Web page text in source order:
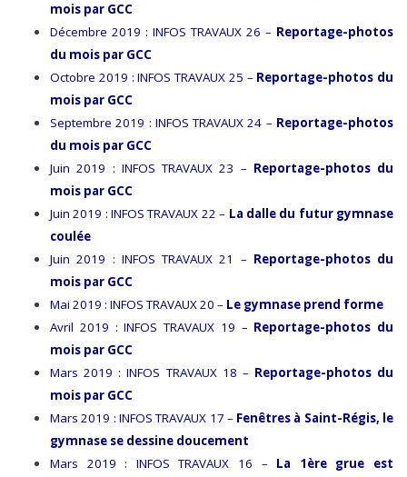
mois par GCC
Décembre 2019 : INFOS TRAVAUX 26 – Reportage-photos
du mois par GCC
Octobre 2019 : INFOS TRAVAUX 25 – Reportage-photos du
mois par GCC
Septembre 2019 : INFOS TRAVAUX 24 – Reportage-photos
du mois par GCC
Juin 2019 : INFOS TRAVAUX 23 – Reportage-photos du
mois par GCC
Juin 2019 : INFOS TRAVAUX 22 – La dalle du futur gymnase
coulée
Juin 2019 : INFOS TRAVAUX 21 – Reportage-photos du
mois par GCC
Mai 2019 : INFOS TRAVAUX 20 – Le gymnase prend forme
Avril 2019 : INFOS TRAVAUX 19 – Reportage-photos du
mois par GCC
Mars 2019 : INFOS TRAVAUX 18 – Reportage-photos du
mois par GCC
Mars 2019 : INFOS TRAVAUX 17 – Fenêtres à Saint-Régis, le
gymnase se dessine doucement
Mars 2019 : INFOS TRAVAUX 16 – La 1ère grue est